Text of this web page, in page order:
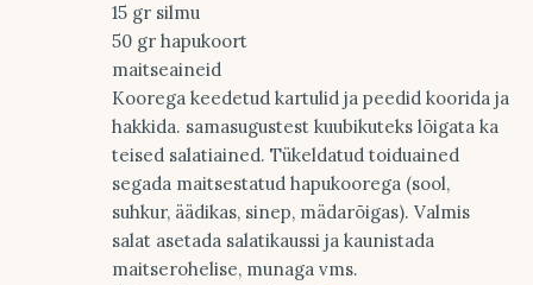
15 gr silmu
50 gr hapukoort
maitseaineid
Koorega keedetud kartulid ja peedid koorida ja
hakkida. samasugustest kuubikuteks lõigata ka
teised salatiained. Tükeldatud toiduained
segada maitsestatud hapukoorega (sool,
suhkur, äädikas, sinep, mädarõigas). Valmis
salat asetada salatikaussi ja kaunistada
maitserohelise, munaga vms.